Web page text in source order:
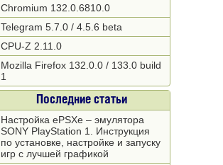
Chromium 132.0.6810.0
Telegram 5.7.0 / 4.5.6 beta
CPU-Z 2.11.0
Mozilla Firefox 132.0.0 / 133.0 build
1
Последние статьи
Настройка ePSXe – эмулятора
SONY PlayStation 1. Инструкция
по установке, настройке и запуску
игр с лучшей графикой